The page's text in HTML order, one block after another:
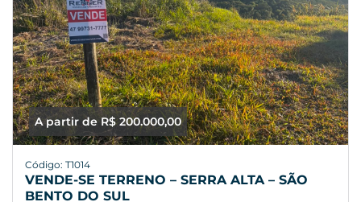
A partir de R$ 200.000,00
Código: T1014
VENDE-SE TERRENO – SERRA ALTA – SÃO
BENTO DO SUL